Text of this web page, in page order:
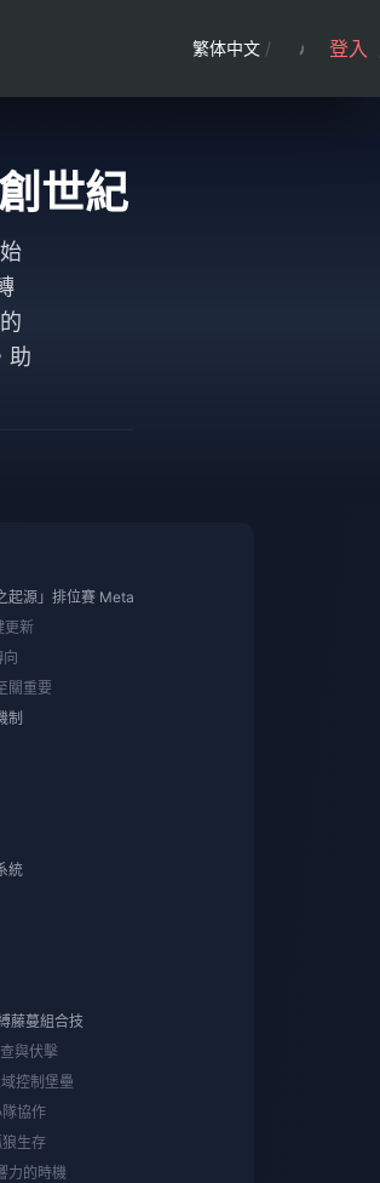
繁体中文 / 登入
世紀
助
HK$ 51.27
起源」排位賽 Meta
更新
關重要
制
統
藤蔓組合技
與伏擊
控制堡壘
協作
生存
力的時機